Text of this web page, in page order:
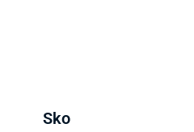
Sko